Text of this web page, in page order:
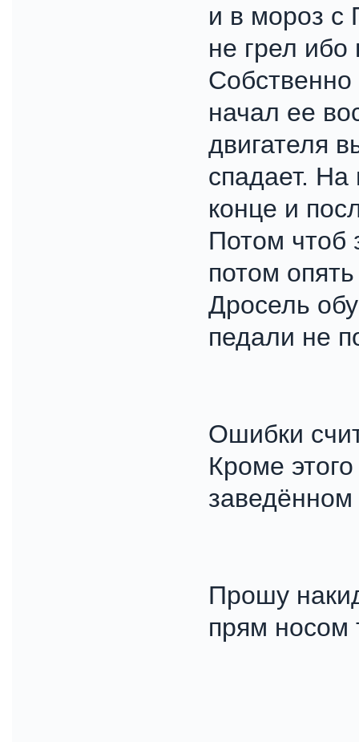
и в мороз
не грел
Собственно
начал ее
двигателя
спадает. На
конце и
Потом чтоб
потом
Дросель
педали не
Ошибки
Кроме
заведённом
Прошу
прям носом